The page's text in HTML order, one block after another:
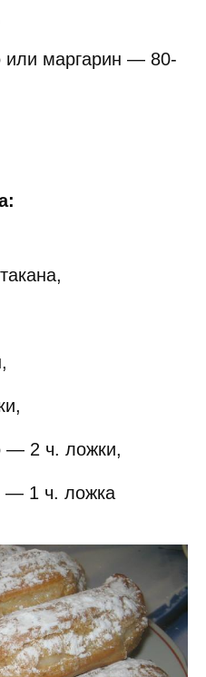
или маргарин — 80-
— 2 ч. ложки,
— 1 ч. ложка